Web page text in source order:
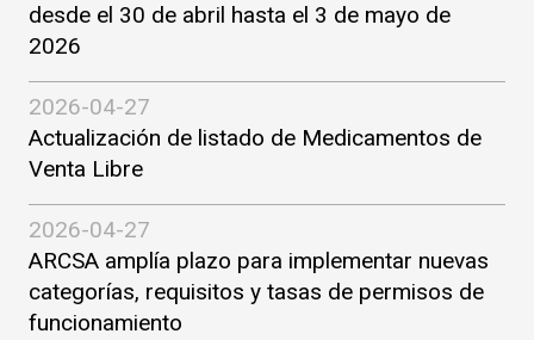
desde el 30 de abril hasta el 3 de mayo de
2026
2026-04-27
Actualización de listado de Medicamentos de
Venta Libre
2026-04-27
ARCSA amplía plazo para implementar nuevas
categorías, requisitos y tasas de permisos de
funcionamiento